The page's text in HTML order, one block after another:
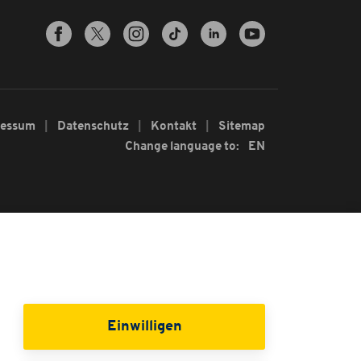
Datenschutz Kontakt
Sitemap
Change language to:
EN
Einwilligen